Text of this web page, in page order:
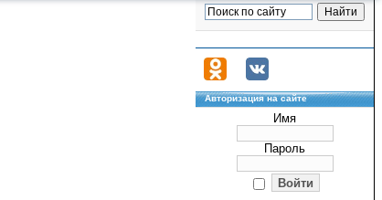
Авторизация на сайте
Имя
Пароль